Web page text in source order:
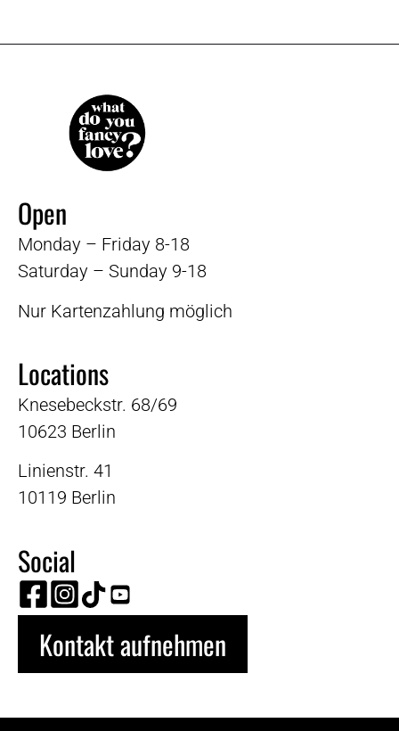
Open
Monday – Friday 8-18
Saturday – Sunday 9-18
Nur Kartenzahlung möglich
Locations
Knesebeckstr. 68/69
10623 Berlin
Linienstr. 41
10119 Berlin
Social
Kontakt aufnehmen